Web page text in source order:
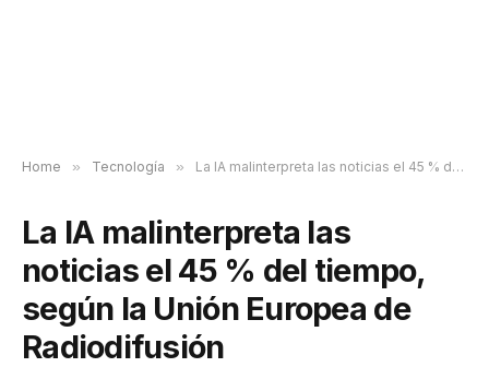
Home » Tecnología » La IA malinterpreta las noticias el 45 % del tiempo, según la Unión Europea de Radiodifusión
La IA malinterpreta las
noticias el 45 % del tiempo,
según la Unión Europea de
Radiodifusión